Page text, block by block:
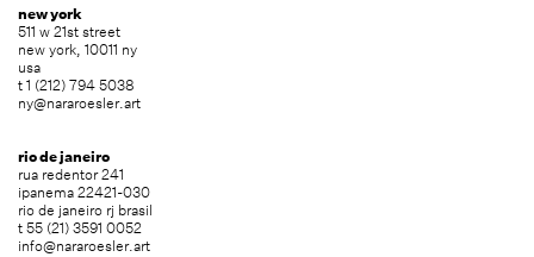
new york
511 w 21st street
new york, 10011 ny
usa
t 1 (212) 794 5038
ny@nararoesler.art
rio de janeiro
rua redentor 241
ipanema 22421-030
rio de janeiro rj brasil
t 55 (21) 3591 0052
info@nararoesler.art